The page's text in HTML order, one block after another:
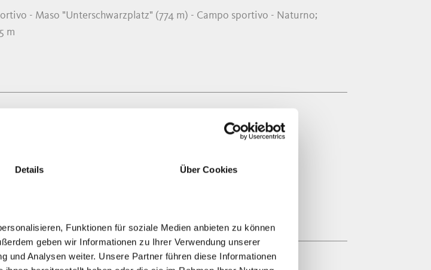
Details Über Cookies
Funktionen für soziale Medien anbieten zu können
geben wir Informationen zu Ihrer Verwendung unserer
und Analysen weiter. Unsere Partner führen diese Informationen
- Maso "Unterschwarzplatz" (774 m) - Campo sportivo - Naturno;
m
Rittersteig – Plaus – Naturno